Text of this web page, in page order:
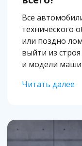
Все
технического
или поздно
выйти из
и модели
повсеместно.
своевременно
Читать далее